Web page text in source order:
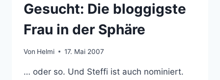
Gesucht: Die bloggigste
Frau in der Sphäre
Von Helmi 17. Mai 2007
… oder so. Und Steffi ist auch nominiert.